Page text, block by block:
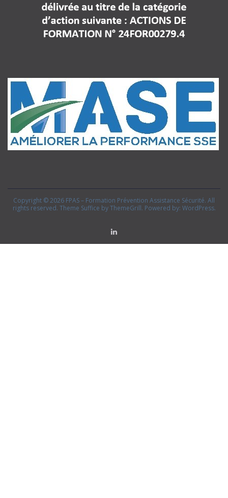
Copyright © 2026 FPAS – Formation Prévention Assistance Sécurité. All
rights reserved. Theme Suffice by ThemeGrill. Powered by: WordPress.
Linkedin